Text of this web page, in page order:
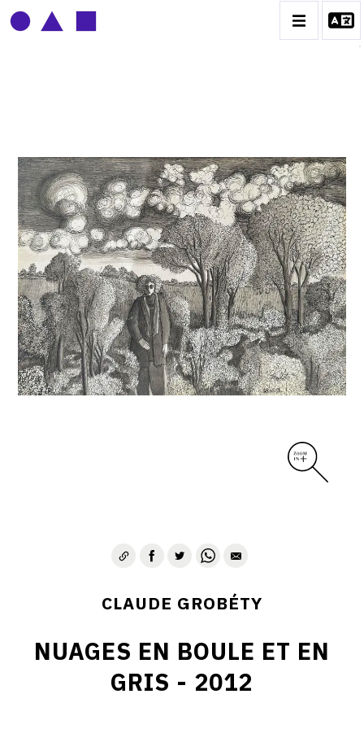
BIOGRAPHIE
CATALOGUE DES OEUVRES
CONTACT
CLAUDE GROBÉTY
NUAGES EN BOULE ET EN
GRIS - 2012